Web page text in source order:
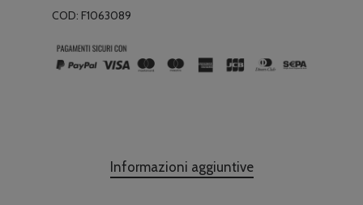
COD: F1063089
Informazioni aggiuntive